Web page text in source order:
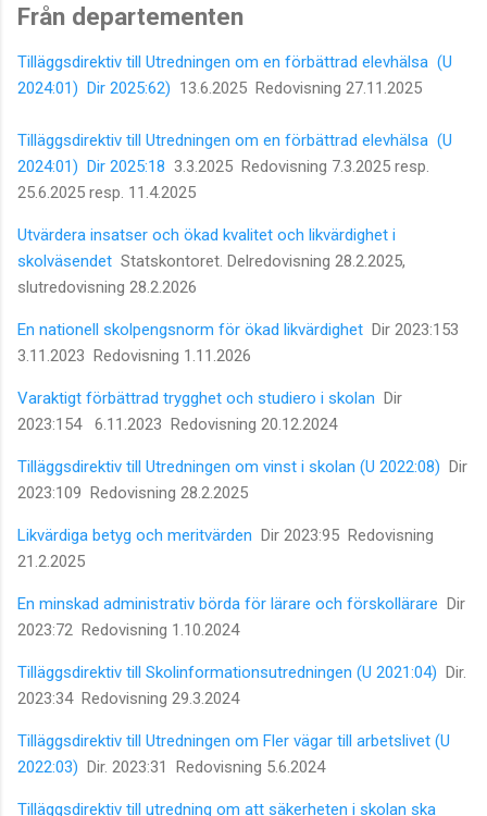
Från departementen
Tilläggsdirektiv till Utredningen om en förbättrad elevhälsa (U
2024:01) Dir 2025:62) 13.6.2025 Redovisning 27.11.2025
Tilläggsdirektiv till Utredningen om en förbättrad elevhälsa (U
2024:01) Dir 2025:18 3.3.2025 Redovisning 7.3.2025 resp.
25.6.2025 resp. 11.4.2025
Utvärdera insatser och ökad kvalitet och likvärdighet i
skolväsendet Statskontoret. Delredovisning 28.2.2025,
slutredovisning 28.2.2026
En nationell skolpengsnorm för ökad likvärdighet Dir 2023:153
3.11.2023 Redovisning 1.11.2026
Varaktigt förbättrad trygghet och studiero i skolan Dir
2023:154 6.11.2023 Redovisning 20.12.2024
Tilläggsdirektiv till Utredningen om vinst i skolan (U 2022:08) Dir
2023:109 Redovisning 28.2.2025
Likvärdiga betyg och meritvärden Dir 2023:95 Redovisning
21.2.2025
En minskad administrativ börda för lärare och förskollärare Dir
2023:72 Redovisning 1.10.2024
Tilläggsdirektiv till Skolinformationsutredningen (U 2021:04) Dir.
2023:34 Redovisning 29.3.2024
Tilläggsdirektiv till Utredningen om Fler vägar till arbetslivet (U
2022:03) Dir. 2023:31 Redovisning 5.6.2024
Tilläggsdirektiv till utredning om att säkerheten i skolan ska